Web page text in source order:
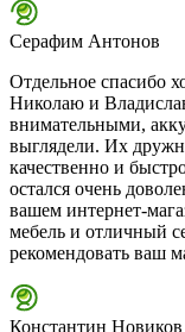
Серафим Антонов
Отдельное спасибо
Николаю и
внимательными,
выглядели. Их
качественно и
остался очень
вашем интернет-
мебель и отличный
рекомендовать ваш
Константин Новиков